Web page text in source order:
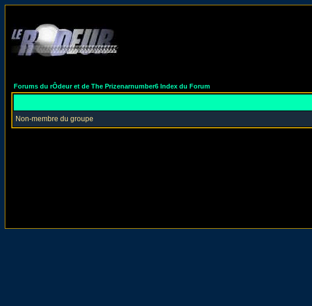
Forums du rÔdeur et de The Prizenarnumber6 Index du Forum
Non-membre du groupe